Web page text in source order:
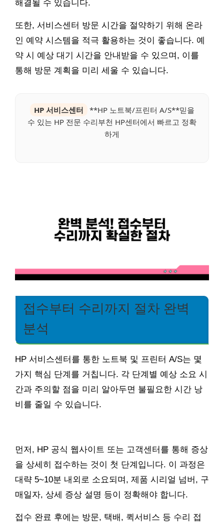
해결될 수 있습니다.
또한, 서비스센터 방문 시간을 절약하기 위해 온라
인 예약 시스템을 적극 활용하는 것이 좋습니다. 예
약 시 예상 대기 시간을 안내받을 수 있으며, 이를
통해 방문 계획을 미리 세울 수 있습니다.
HP 서비스센터
**HP 노트북/프린터 A/S**믿을
수 있는 HP 전문 수리부천 HP센터에서 빠르고 정확
하게
접수부터 수리까지 절차 완벽
분석
HP 서비스센터를 통한 노트북 및 프린터 A/S는 몇
가지 핵심 단계를 거칩니다. 각 단계별 예상 소요 시
간과 주의할 점을 미리 알아두면 불필요한 시간 낭
비를 줄일 수 있습니다.
먼저, HP 공식 웹사이트 또는 고객센터를 통해 증상
을 상세히 접수하는 것이 첫 단계입니다. 이 과정은
대략 5~10분 내외로 소요되며, 제품 시리얼 넘버, 구
매일자, 상세 증상 설명 등이 정확해야 합니다.
접수 완료 후에는 방문, 택배, 퀵서비스 등 수리 접